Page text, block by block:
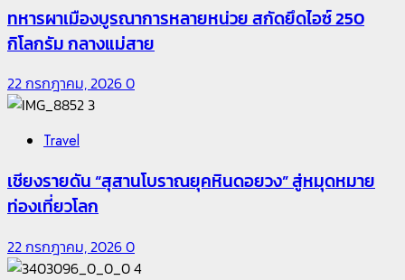
ทหารผาเมืองบูรณาการหลายหน่วย สกัดยึดไอซ์ 250
กิโลกรัม กลางแม่สาย
22 กรกฎาคม, 20260
3
Travel
เชียงรายดัน “สุสานโบราณยุคหินดอยวง” สู่หมุดหมาย
ท่องเที่ยวโลก
22 กรกฎาคม, 20260
4